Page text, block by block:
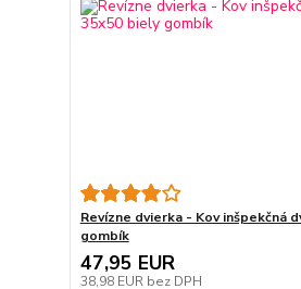
Revízne dvierka - Kov inšpekčná
gombík
47,95 EUR
38,98 EUR bez DPH